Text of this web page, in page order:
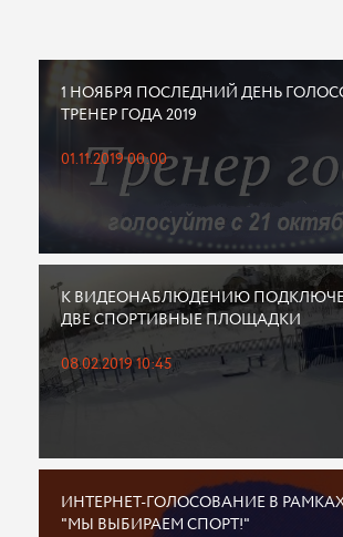
1 НОЯБРЯ ПОСЛЕДНИЙ ДЕНЬ
ТРЕНЕР ГОДА 2019
01.11.2019 00:00
К ВИДЕОНАБЛЮДЕНИЮ
ДВЕ СПОРТИВНЫЕ ПЛОЩАДКИ
08.02.2019 10:45
ИНТЕРНЕТ-ГОЛОСОВАНИЕ В
"МЫ ВЫБИРАЕМ СПОРТ!"